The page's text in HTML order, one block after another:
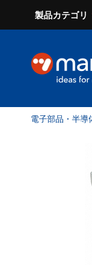
製品カテゴリ
電子部品・半導